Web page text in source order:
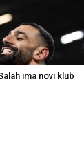
ima novi klub